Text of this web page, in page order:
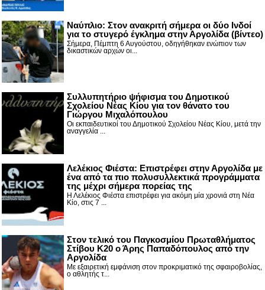
Nαύπλιο: Στον ανακριτή σήμερα οι δύο Ινδοί
για το στυγερό έγκλημα στην Αργολίδα (βίντεο)
Σήμερα, Πέμπτη 6 Αυγούστου, οδηγήθηκαν ενώπιον των
δικαστικών αρχών οι...
Συλλυπητήριο ψήφισμα του Δημοτικού
Σχολείου Νέας Κίου για τον θάνατο του
Γιώργου Μιχαλόπουλου
Οι εκπαιδευτικοί του Δημοτικού Σχολείου Νέας Κίου, μετά την
αναγγελία ...
Λελέκιος Φιέστα: Επιστρέφει στην Αργολίδα με
ένα από τα πιο πολυσυλλεκτικά προγράμματα
της μέχρι σήμερα πορείας της
Η Λελέκιος Φιέστα επιστρέφει για ακόμη μία χρονιά στη Νέα
Κίο, στις 7 ...
Στον τελικό του Παγκοσμίου Πρωταθλήματος
Στίβου Κ20 ο Άρης Παπαδόπουλος από την
Αργολίδα
Με εξαιρετική εμφάνιση στον προκριματικό της σφαιροβολίας,
ο αθλητής τ...